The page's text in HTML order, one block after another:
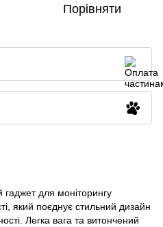
Порівняти
для моніторингу
який поєднує стильний дизайн
Легка вага та витончений